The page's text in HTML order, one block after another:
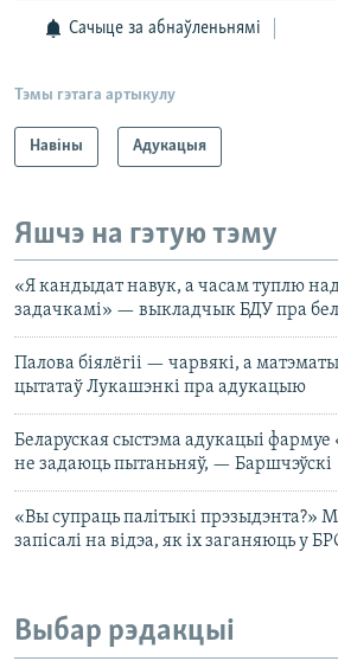
Сачыце за абнаўленьнямі
Тэмы гэтага артыкулу
Навіны Адукацыя
Яшчэ на гэтую тэму
«Я кандыдат навук, а часам туплю
задачкамі» — выкладчык БДУ пра
Палова біялёгіі — чарвякі, а
цытатаў Лукашэнкі пра адукацыю
Беларуская сыстэма адукацыі фармуе
не задаюць пытаньняў, — Баршчэўскі
«Вы супраць палітыкі прэзыдэнта?»
запісалі на відэа, як іх заганяюць у
Выбар рэдакцыі